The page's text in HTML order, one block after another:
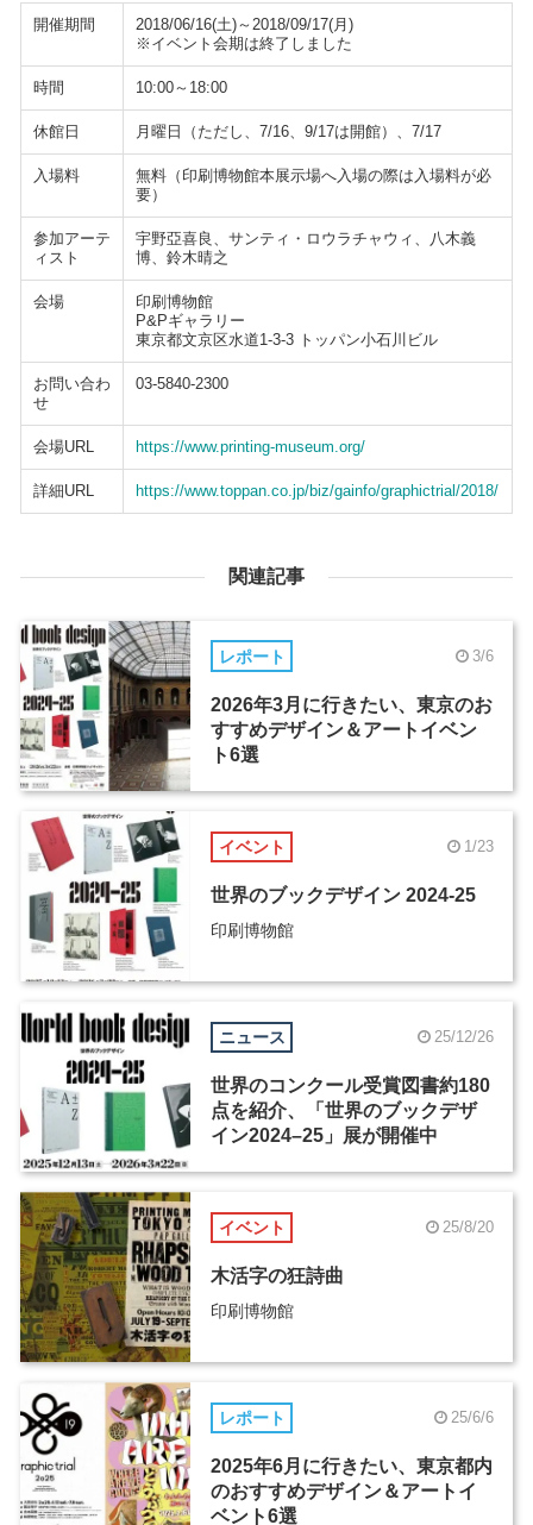
開催期間
2018/06/16(土)～2018/09/17(月)
※イベント会期は終了しました
時間 10:00～18:00
休館日 月曜日（ただし、7/16、9/17は開館）、7/17
入場料
無料（印刷博物館本展示場へ入場の際は入場料が必
要）
参加アーテ
ィスト
宇野亞喜良、サンティ・ロウラチャウィ、八木義
博、鈴木晴之
会場
印刷博物館
P&Pギャラリー
東京都文京区水道1-3-3 トッパン小石川ビル
お問い合わ
せ
03-5840-2300
会場URL https://www.printing-museum.org/
詳細URL https://www.toppan.co.jp/biz/gainfo/graphictrial/2018/
関連記事
レポート 3/6
2026年3月に行きたい、東京のお
すすめデザイン＆アートイベン
ト6選
イベント 1/23
世界のブックデザイン 2024-25
印刷博物館
ニュース 25/12/26
世界のコンクール受賞図書約180
点を紹介、「世界のブックデザ
イン2024–25」展が開催中
イベント 25/8/20
木活字の狂詩曲
印刷博物館
レポート 25/6/6
2025年6月に行きたい、東京都内
のおすすめデザイン＆アートイ
ベント6選